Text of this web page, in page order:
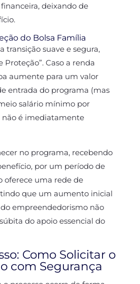
deixando de
do Bolsa Família
transição suave e segura,
Proteção”. Caso a renda
aumente para um valor
entrada do programa (mas
salário mínimo por
não é imediatamente
no programa, recebendo
por um período de
oferece uma rede de
que um aumento inicial
empreendedorismo não
do apoio essencial do
Como Solicitar o
com Segurança